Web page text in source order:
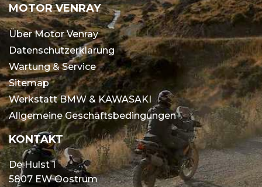
MOTOR VENRAY
Über Motor Venray
Datenschutzerklärung
Wartung & Service
Sitemap
Werkstatt BMW & KAWASAKI
Allgemeine Geschäftsbedingungen
KONTAKT
De Hulst 1
5807 EW Oostrum